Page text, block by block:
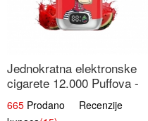
Jednokratna elektronske
cigarete 12.000 Puffova -
Lubenica Sladoled | Ljetna
Desertna Aroma
665 Prodano Recenzije